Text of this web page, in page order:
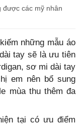
được các mỹ nhân
những mẫu áo
tay sẽ là ưu tiên
sơ mi dài tay
em nên bổ sung
mùa thu thêm đa
tại có ưu điểm